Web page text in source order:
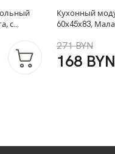
с
дуба
Кухонный
60х45х83,
271 BYN
168 BYN